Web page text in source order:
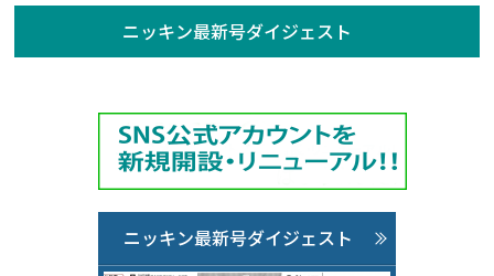
ニッキン最新号ダイジェスト
ニッキン最新号ダイジェスト